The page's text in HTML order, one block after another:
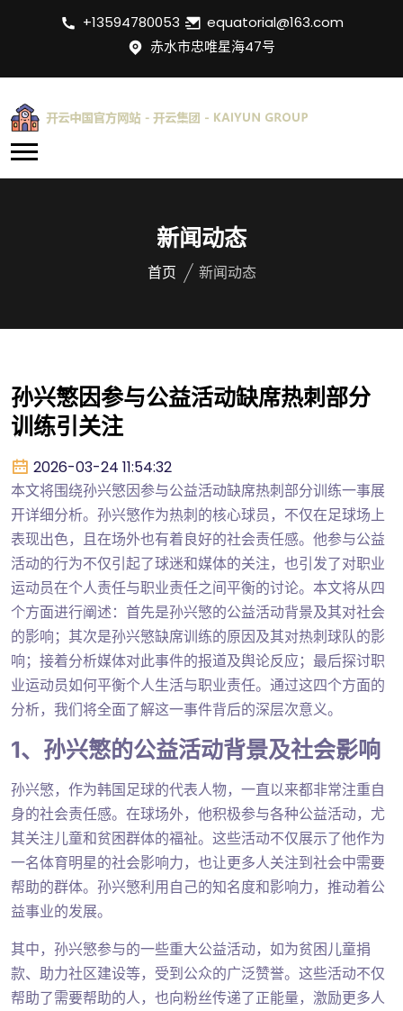
+13594780053
equatorial@163.com
赤水市忠唯星海47号
新闻动态
首页 新闻动态
孙兴慜因参与公益活动缺席热刺部分
训练引关注
2026-03-24 11:54:32
本文将围绕孙兴慜因参与公益活动缺席热刺部分训练一事展
开详细分析。孙兴慜作为热刺的核心球员，不仅在足球场上
表现出色，且在场外也有着良好的社会责任感。他参与公益
活动的行为不仅引起了球迷和媒体的关注，也引发了对职业
运动员在个人责任与职业责任之间平衡的讨论。本文将从四
个方面进行阐述：首先是孙兴慜的公益活动背景及其对社会
的影响；其次是孙兴慜缺席训练的原因及其对热刺球队的影
响；接着分析媒体对此事件的报道及舆论反应；最后探讨职
业运动员如何平衡个人生活与职业责任。通过这四个方面的
分析，我们将全面了解这一事件背后的深层次意义。
1、孙兴慜的公益活动背景及社会影响
孙兴慜，作为韩国足球的代表人物，一直以来都非常注重自
身的社会责任感。在球场外，他积极参与各种公益活动，尤
其关注儿童和贫困群体的福祉。这些活动不仅展示了他作为
一名体育明星的社会影响力，也让更多人关注到社会中需要
帮助的群体。孙兴慜利用自己的知名度和影响力，推动着公
益事业的发展。
其中，孙兴慜参与的一些重大公益活动，如为贫困儿童捐
款、助力社区建设等，受到公众的广泛赞誉。这些活动不仅
帮助了需要帮助的人，也向粉丝传递了正能量，激励更多人